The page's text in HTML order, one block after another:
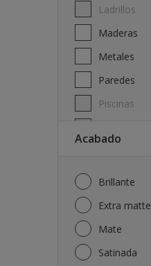
Ladrillos
Maderas
Metales
Paredes
Piscinas
Acabado
Brillante
Extra matte
Mate
Satinada